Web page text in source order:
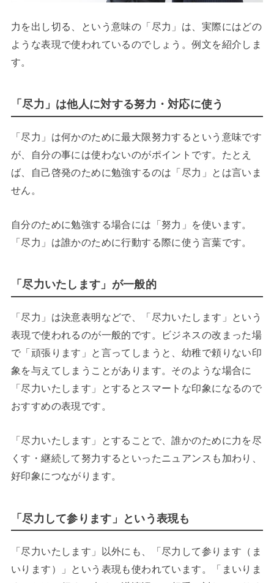
力を出し切る、という意味の「尽力」は、実際にはどの
ような表現で使われているのでしょう。例文を紹介しま
す。
「尽力」は他人に対する努力・対応に使う
「尽力」は何かのために最大限努力するという意味です
が、自分の事には使わないのがポイントです。たとえ
ば、自己啓発のために勉強するのは「尽力」とは言いま
せん。
自分のために勉強する場合には「努力」を使います。
「尽力」は誰かのために行動する際に使う言葉です。
「尽力いたします」が一般的
「尽力」は決意表明などで、「尽力いたします」という
表現で使われるのが一般的です。ビジネスの改まった場
で「頑張ります」と言ってしまうと、幼稚で頼りない印
象を与えてしまうことがあります。そのような場合に
「尽力いたします」とするとスマートな印象になるので
おすすめの表現です。
「尽力いたします」とすることで、誰かのために力を尽
くす・継続して努力するといったニュアンスも加わり、
好印象につながります。
「尽力して参ります」という表現も
「尽力いたします」以外にも、「尽力して参ります（ま
いります）」という表現も使われています。「まいりま